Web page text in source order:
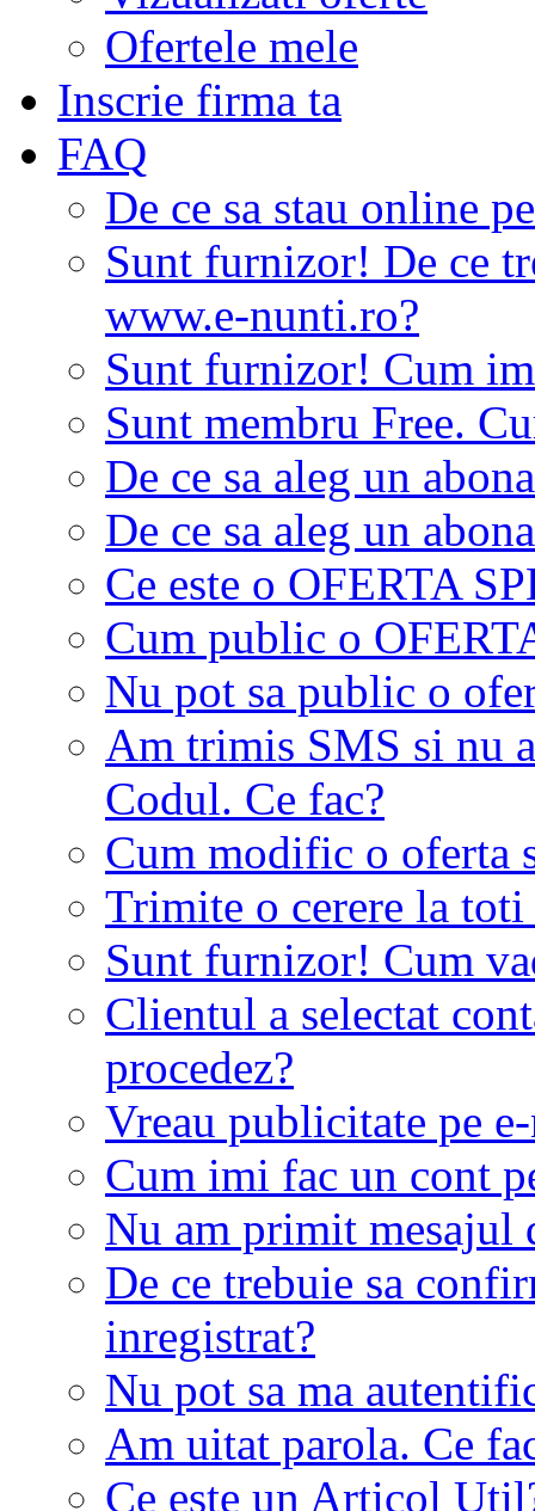
Ofertele mele
Inscrie firma ta
FAQ
De ce sa stau online
Sunt furnizor! De ce
www.e-nunti.ro?
Sunt furnizor! Cum
Sunt membru Free.
De ce sa aleg un
De ce sa aleg un
Ce este o OFERTA
Cum public o
Nu pot sa public o
Am trimis SMS si nu
Codul. Ce fac?
Cum modific o oferta
Trimite o cerere la
Sunt furnizor! Cum
Clientul a selectat
procedez?
Vreau publicitate pe
Cum imi fac un cont
Nu am primit mesajul
De ce trebuie sa
inregistrat?
Nu pot sa ma
Am uitat parola. Ce
Ce este un Articol